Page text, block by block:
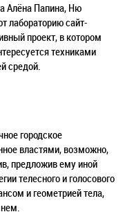
Алёна Папина, Ню
лабораторию сайт-
проект, в котором
техниками
средой.
городское
властями, возможно,
предложив ему иной
телесного и голосового
и геометрией тела,
нем.